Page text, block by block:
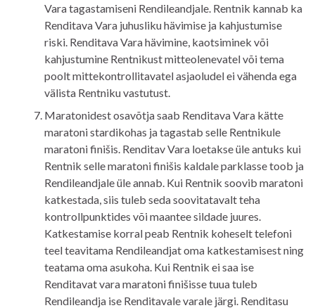
Vara tagastamiseni Rendileandjale. Rentnik kannab ka
Renditava Vara juhusliku hävimise ja kahjustumise
riski. Renditava Vara hävimine, kaotsiminek või
kahjustumine Rentnikust mitteolenevatel või tema
poolt mittekontrollitavatel asjaoludel ei vähenda ega
välista Rentniku vastutust.
Maratonidest osavõtja saab Renditava Vara kätte
maratoni stardikohas ja tagastab selle Rentnikule
maratoni finišis. Renditav Vara loetakse üle antuks kui
Rentnik selle maratoni finišis kaldale parklasse toob ja
Rendileandjale üle annab. Kui Rentnik soovib maratoni
katkestada, siis tuleb seda soovitatavalt teha
kontrollpunktides või maantee sildade juures.
Katkestamise korral peab Rentnik koheselt telefoni
teel teavitama Rendileandjat oma katkestamisest ning
teatama oma asukoha. Kui Rentnik ei saa ise
Renditavat vara maratoni finišisse tuua tuleb
Rendileandja ise Renditavale varale järgi. Renditasu